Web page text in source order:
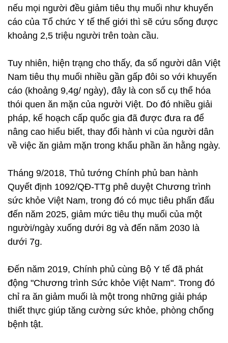
nếu mọi người đều giảm tiêu thụ muối như khuyến
cáo của Tổ chức Y tế thế giới thì sẽ cứu sống được
khoảng 2,5 triệu người trên toàn cầu.
Tuy nhiên, hiện trạng cho thấy, đa số người dân Việt
Nam tiêu thụ muối nhiều gần gấp đôi so với khuyến
cáo (khoảng 9,4g/ ngày), đây là con số cụ thể hóa
thói quen ăn mặn của người Việt. Do đó nhiều giải
pháp, kế hoạch cấp quốc gia đã được đưa ra để
nâng cao hiểu biết, thay đổi hành vi của người dân
về việc ăn giảm mặn trong khẩu phần ăn hằng ngày.
Tháng 9/2018, Thủ tướng Chính phủ ban hành
Quyết định 1092/QĐ-TTg phê duyệt Chương trình
sức khỏe Việt Nam, trong đó có mục tiêu phấn đấu
đến năm 2025, giảm mức tiêu thụ muối của một
người/ngày xuống dưới 8g và đến năm 2030 là
dưới 7g.
Đến năm 2019, Chính phủ cùng Bộ Y tế đã phát
động "Chương trình Sức khỏe Việt Nam". Trong đó
chỉ ra ăn giảm muối là một trong những giải pháp
thiết thực giúp tăng cường sức khỏe, phòng chống
bệnh tật.